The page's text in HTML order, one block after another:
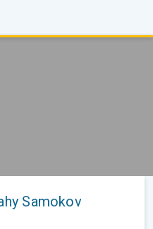
Samokov